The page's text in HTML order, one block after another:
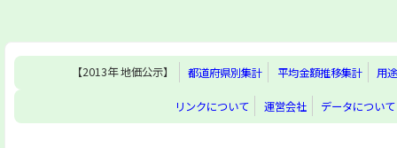
【2013年 地価公示】 都道府県別集計 平均金額推移集計 用
リンクについて 運営会社 データについて